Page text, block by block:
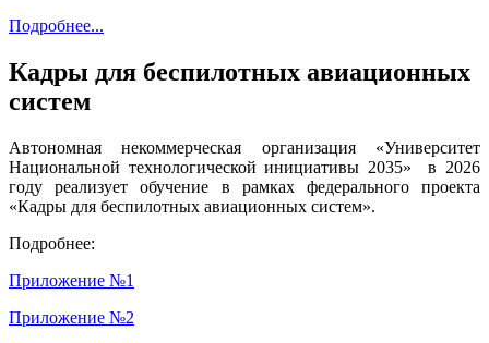
Подробнее...
Кадры для беспилотных авиационных
систем
Автономная некоммерческая организация «Университет
Национальной технологической инициативы 2035» в 2026
году реализует обучение в рамках федерального проекта
«Кадры для беспилотных авиационных систем».
Подробнее:
Приложение №1
Приложение №2